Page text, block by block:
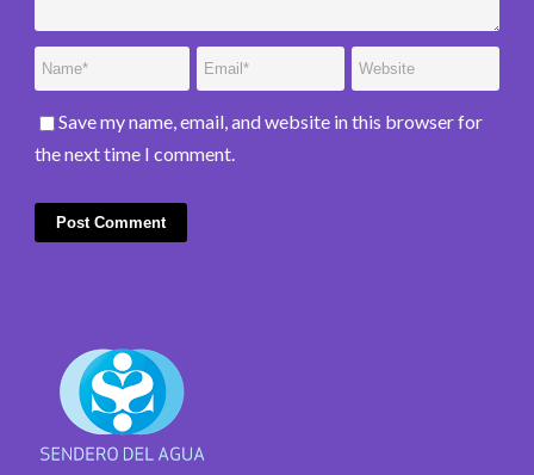
Save my name, email, and website in this browser for
the next time I comment.